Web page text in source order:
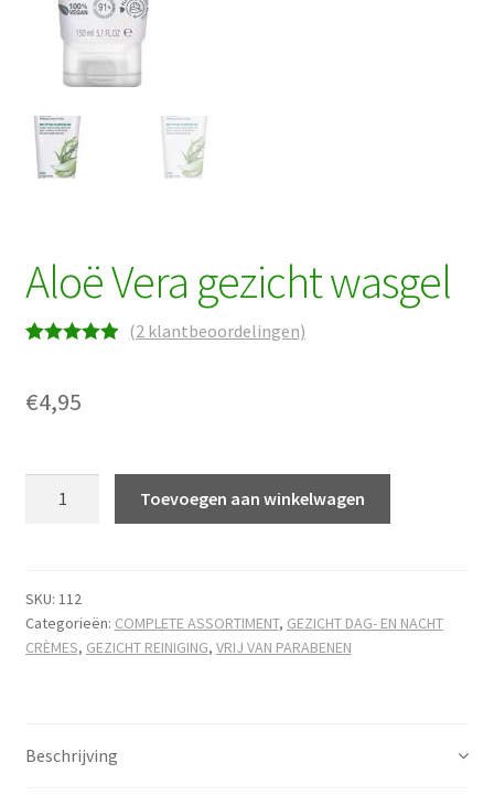
Aloë Vera gezicht wasgel
gebaseerd
lingen
(2 klantbeoordelingen)
€4,95
hoeveelheid
Toevoegen aan winkelwagen
SKU: 112
Categorieën: COMPLETE ASSORTIMENT, GEZICHT DAG- EN NACHT
CRÈMES, GEZICHT REINIGING, VRIJ VAN PARABENEN
Beschrijving